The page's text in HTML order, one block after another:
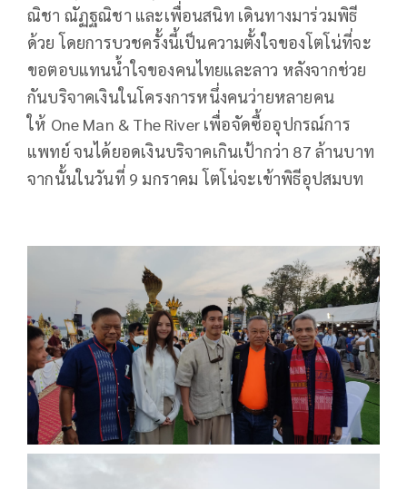
ณิชา ณัฏฐณิชา และเพื่อนสนิท เดินทางมาร่วมพิธี
ด้วย โดยการบวชครั้งนี้เป็นความตั้งใจของโตโน่ที่จะ
ขอตอบแทนน้ำใจของคนไทยและลาว หลังจากช่วย
กันบริจาคเงินในโครงการหนึ่งคนว่ายหลายคน
ให้ One Man & The River เพื่อจัดซื้ออุปกรณ์การ
แพทย์ จนได้ยอดเงินบริจาคเกินเป้ากว่า 87 ล้านบาท
จากนั้นในวันที่ 9 มกราคม โตโน่จะเข้าพิธีอุปสมบท